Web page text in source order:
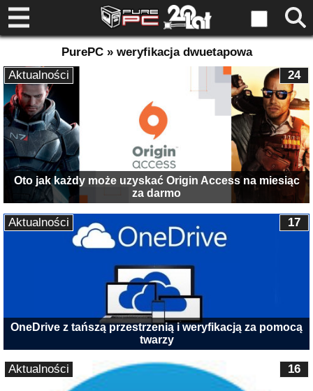
PurePC » weryfikacja dwuetapowa
Oto jak każdy może uzyskać Origin Access na miesiąc
za darmo
24
Aktualności
OneDrive z tańszą przestrzenią i weryfikacją za pomocą
twarzy
17
Aktualności
16
Aktualności